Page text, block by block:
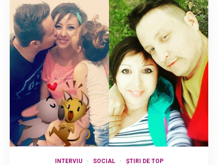
INTERVIU SOCIAL ȘTIRI DE TOP